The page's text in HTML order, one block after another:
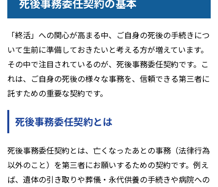
「終活」への関心が高まる中、ご自身の死後の手続きにつ
いて生前に準備しておきたいと考える方が増えています。
その中で注目されているのが、死後事務委任契約です。こ
れは、ご自身の死後の様々な事務を、信頼できる第三者に
託すための重要な契約です。
死後事務委任契約とは
死後事務委任契約とは、亡くなったあとの事務（法律行為
以外のこと）を第三者にお願いするための契約です。例え
ば、遺体の引き取りや葬儀・永代供養の手続きや病院への